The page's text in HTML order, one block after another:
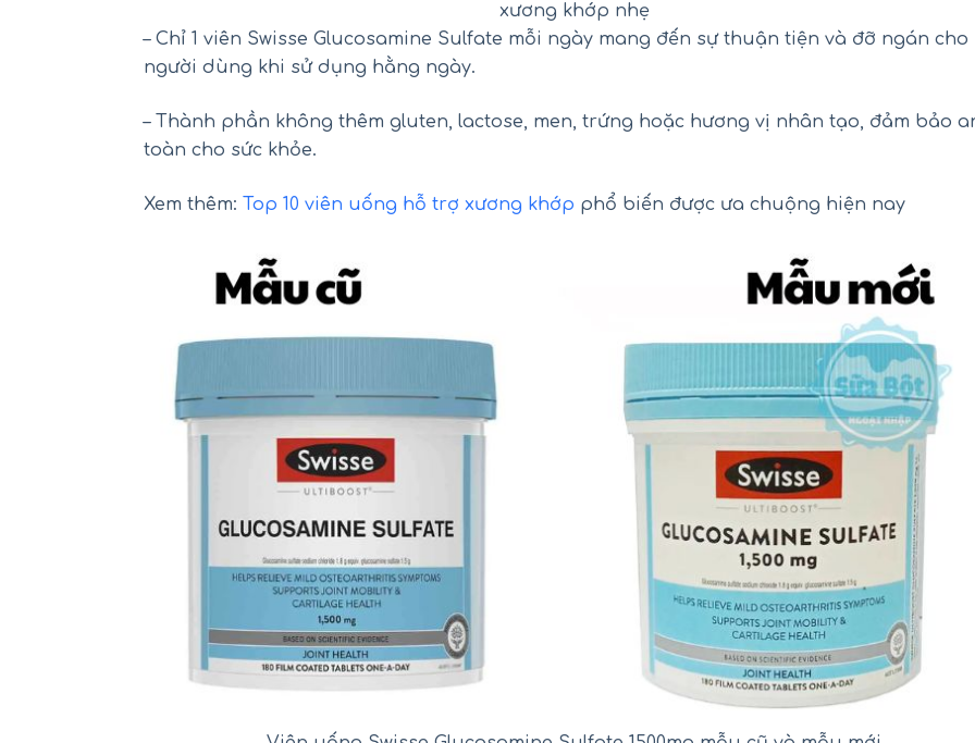
xương khớp nhẹ
– Chỉ 1 viên Swisse Glucosamine Sulfate mỗi ngày mang đến sự thuận tiện và đỡ ngán cho
người dùng khi sử dụng hằng ngày.
– Thành phần không thêm gluten, lactose, men, trứng hoặc hương vị nhân tạo, đảm bảo
toàn cho sức khỏe.
Xem thêm: Top 10 viên uống hỗ trợ xương khớp phổ biến được ưa chuộng hiện nay